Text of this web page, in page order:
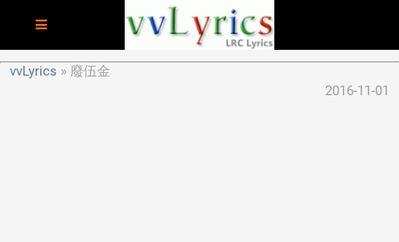
vvLyrics
廢伍金
2016-11-01